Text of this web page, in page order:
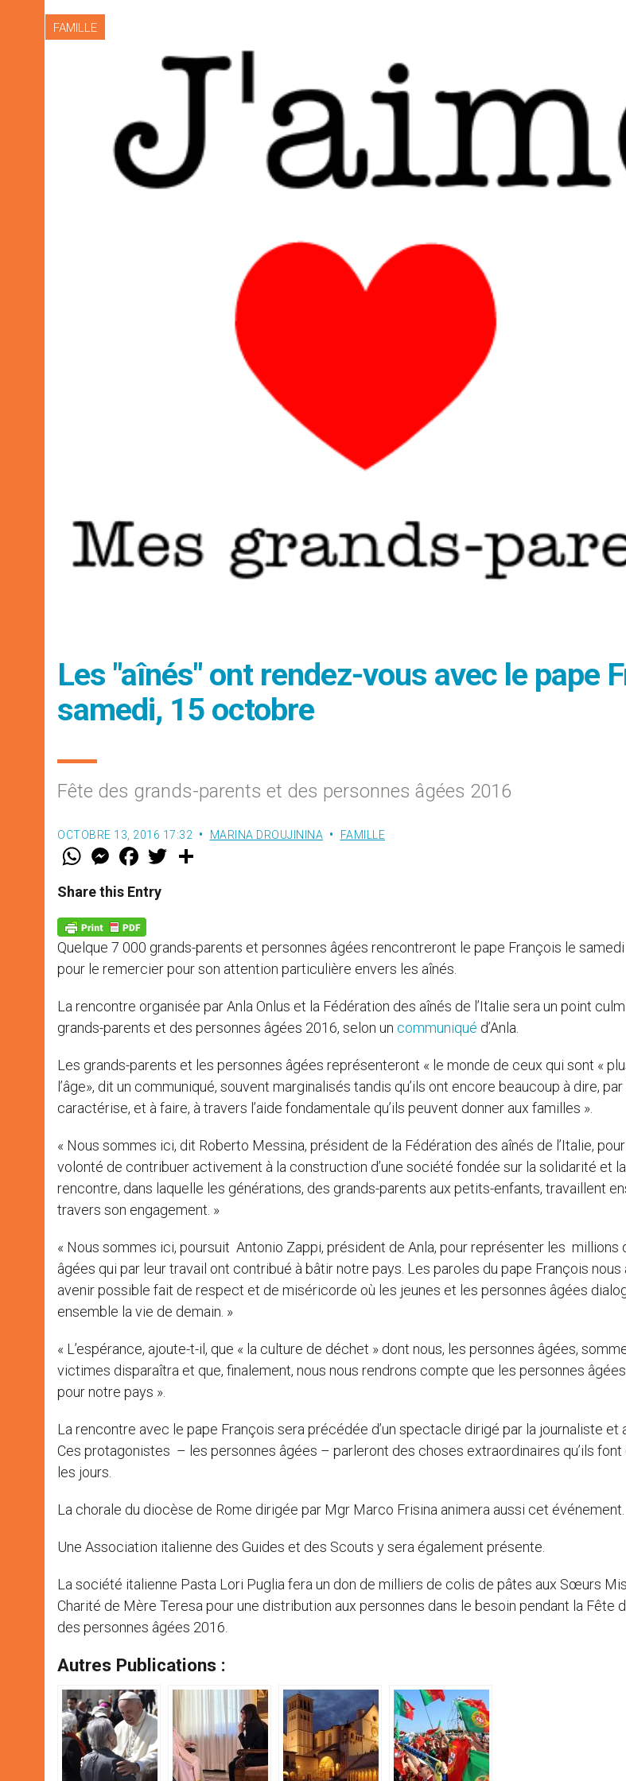
FAMILLE
Les "aînés" ont rendez-vous avec le pape
samedi, 15 octobre
Fête des grands-parents et des personnes âgées 2016
OCTOBRE 13, 2016 17:32 MARINA DROUJININA FAMILLE
W
t
s
p
p
M
e
s
e
g
e
r
F
a
e
b
o
k
w
Share this Entry
Quelque 7 000 grands-parents et personnes âgées rencontreront le pape François le
pour le remercier pour son attention particulière envers les aînés.
La rencontre organisée par Anla Onlus et la Fédération des aînés de l’Italie sera un point
grands-parents et des personnes âgées 2016, selon un communiqué d’Anla.
Les grands-parents et les personnes âgées représenteront « le monde de ceux qui sont «
l’âge», dit un communiqué, souvent marginalisés tandis qu’ils ont encore beaucoup à dire,
caractérise, et à faire, à travers l’aide fondamentale qu’ils peuvent donner aux familles ».
« Nous sommes ici, dit Roberto Messina, président de la Fédération des aînés de l’Italie,
volonté de contribuer activement à la construction d’une société fondée sur la solidarité et
rencontre, dans laquelle les générations, des grands-parents aux petits-enfants, travaillent
travers son engagement. »
« Nous sommes ici, poursuit Antonio Zappi, président de Anla, pour représenter les millions
âgées qui par leur travail ont contribué à bâtir notre pays. Les paroles du pape François nous
avenir possible fait de respect et de miséricorde où les jeunes et les personnes âgées
ensemble la vie de demain. »
« L’espérance, ajoute-t-il, que « la culture de déchet » dont nous, les personnes âgées,
victimes disparaîtra et que, finalement, nous nous rendrons compte que les personnes
pour notre pays ».
La rencontre avec le pape François sera précédée d’un spectacle dirigé par la journaliste et
Ces protagonistes – les personnes âgées – parleront des choses extraordinaires qu’ils font
les jours.
La chorale du diocèse de Rome dirigée par Mgr Marco Frisina animera aussi cet événement.
Une Association italienne des Guides et des Scouts y sera également présente.
La société italienne Pasta Lori Puglia fera un don de milliers de colis de pâtes aux Sœurs
Charité de Mère Teresa pour une distribution aux personnes dans le besoin pendant la Fête
des personnes âgées 2016.
Autres Publications :